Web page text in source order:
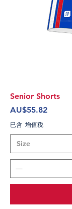
Senior Shorts
價格
AU$55.82
已含 增值税